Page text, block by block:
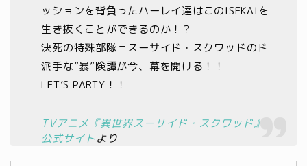
ッションを背負ったハーレイ達はこのISEKAIを
生き抜くことができるのか！？
決死の特殊部隊＝スーサイド・スクワッドのド
派手な”暴”険譚が今、幕を開ける！！
LET’S PARTY！！
TVアニメ『異世界スーサイド・スクワッド』
公式サイトより